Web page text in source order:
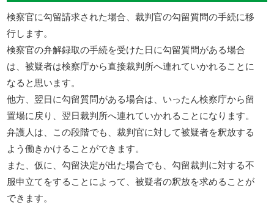
検察官に勾留請求された場合、裁判官の勾留質問の手続に移
行します。
検察官の弁解録取の手続を受けた日に勾留質問がある場合
は、被疑者は検察庁から直接裁判所へ連れていかれることに
なると思います。
他方、翌日に勾留質問がある場合は、いったん検察庁から留
置場に戻り、翌日裁判所へ連れていかれることになります。
弁護人は、この段階でも、裁判官に対して被疑者を釈放する
よう働きかけることができます。
また、仮に、勾留決定が出た場合でも、勾留裁判に対する不
服申立てをすることによって、被疑者の釈放を求めることが
できます。